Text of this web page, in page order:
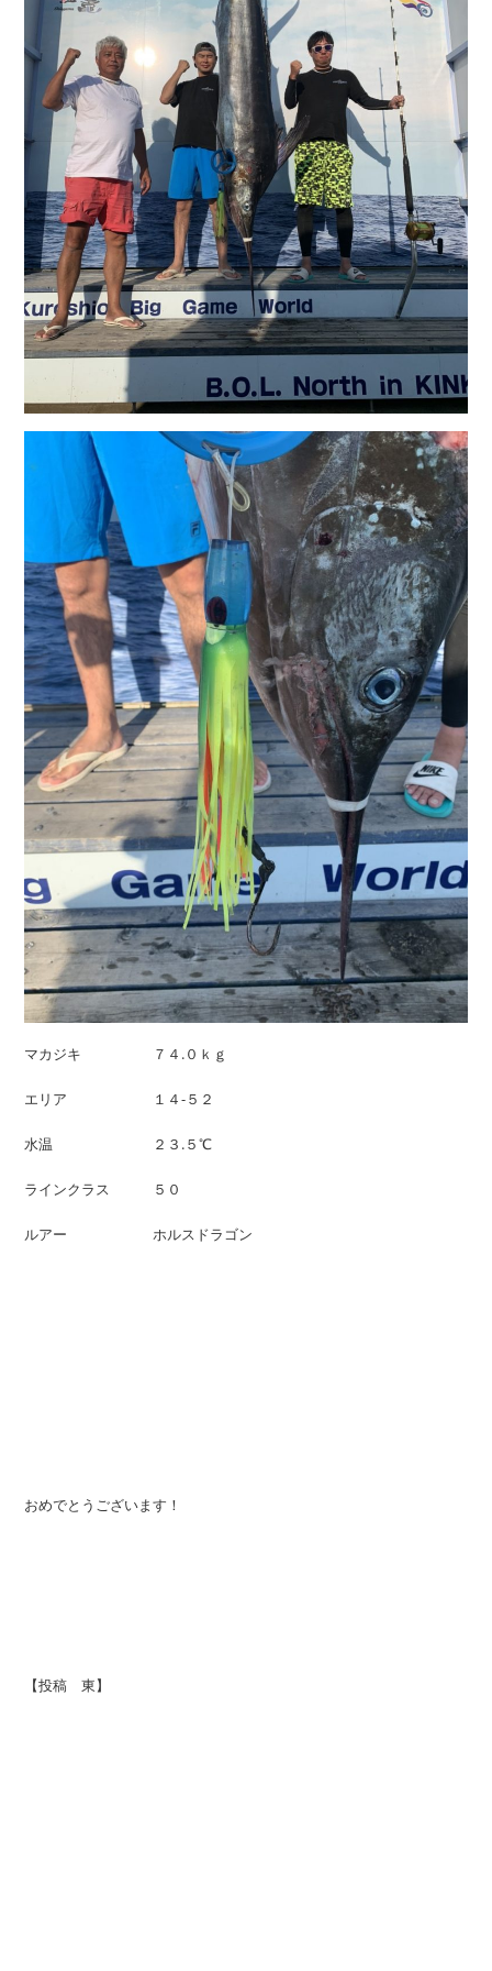
マカジキ ７４.０ｋｇ
エリア １４-５２
水温 ２３.５℃
ラインクラス ５０
ルアー ホルスドラゴン
おめでとうございます！
【投稿 東】